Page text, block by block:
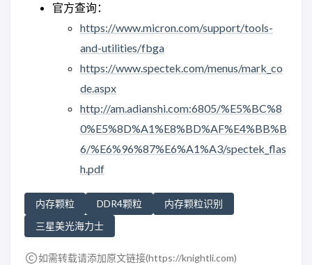
官方查询：
https://www.micron.com/support/tools-
and-utilities/fbga
https://www.spectek.com/menus/mark_co
de.aspx
http://am.adianshi.com:6805/%E5%BC%8
0%E5%8D%A1%E8%BD%AF%E4%BB%B
6/%E6%96%87%E6%A1%A3/spectek_flas
h.pdf
内存颗粒 DDR4颗粒
内存颗粒识别
三星美光海力士
如需转载请添加原文链接(https://knightli.com)